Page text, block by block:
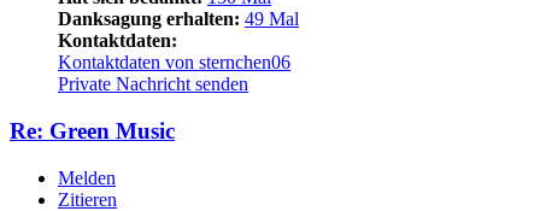
Danksagung erhalten: 49 Mal
Kontaktdaten:
Kontaktdaten von sternchen06
Private Nachricht senden
Re: Green Music
Melden
Zitieren